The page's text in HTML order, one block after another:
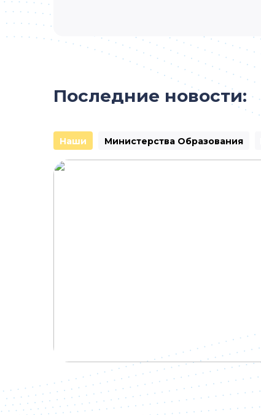
Последние новости:
Наши Министерства Образования